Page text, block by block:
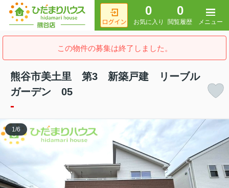
0
お気に入り
0
閲覧履歴 メニュー
この物件の募集は終了しました。
熊谷市美土里 第3 新築戸建 リーブル
ガーデン 05
-
1 /6